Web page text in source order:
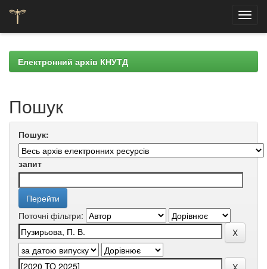
navigationЕлектронний архів КНУТД
Пошук
Пошук:
запит
Поточні фільтри: